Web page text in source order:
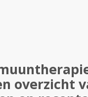
overzicht